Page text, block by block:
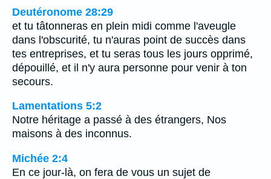
Deutéronome 28:29
et tu tâtonneras en plein midi comme l'aveugle
dans l'obscurité, tu n'auras point de succès dans
tes entreprises, et tu seras tous les jours opprimé,
dépouillé, et il n'y aura personne pour venir à ton
secours.
Lamentations 5:2
Notre héritage a passé à des étrangers, Nos
maisons à des inconnus.
Michée 2:4
En ce jour-là, on fera de vous un sujet de